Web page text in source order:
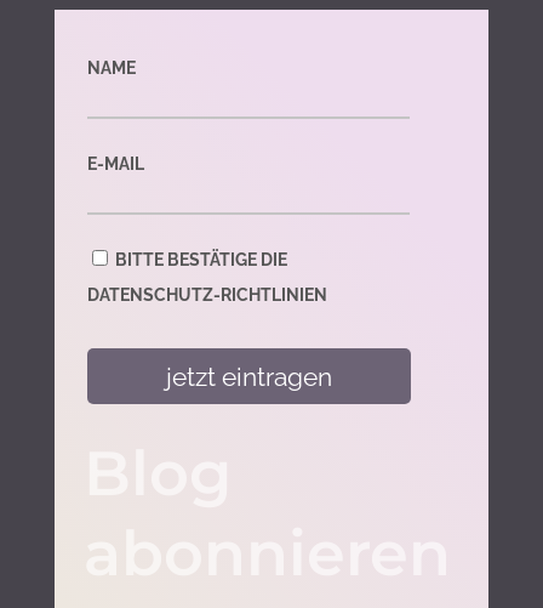
NAME
E-MAIL
BITTE BESTÄTIGE DIE
DATENSCHUTZ-RICHTLINIEN